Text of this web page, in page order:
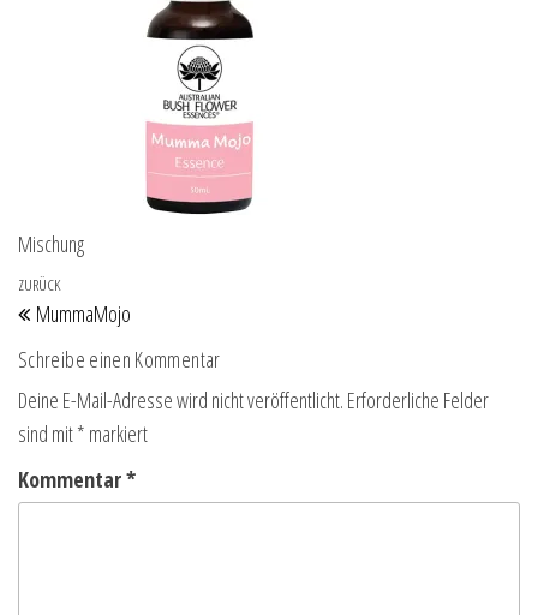
Mischung
Beitragsnavigation
Vorheriger Beitrag
ZURÜCK
MummaMojo
Schreibe einen Kommentar
Deine E-Mail-Adresse wird nicht veröffentlicht. Erforderliche Felder
sind mit* markiert
Kommentar*